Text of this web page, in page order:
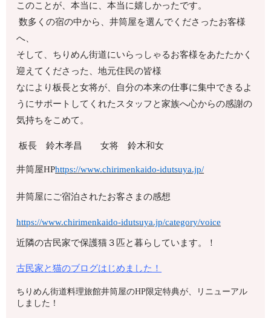
このことが、本当に、本当に嬉しかったです。
数多くの宿の中から、井筒屋を選んでくださったお客様
へ、
そして、ちりめん街道にいらっしゃるお客様をあたたかく
迎えてくださった、地元住民の皆様
なにより板長と女将が、自分の本来の仕事に集中できるよ
うにサポートしてくれたスタッフと家族へ心からの感謝の
気持ちをこめて。
板長 鈴木孝昌 女将 鈴木和女
井筒屋HPhttps://www.chirimenkaido-idutsuya.jp/
井筒屋にご宿泊されたお客さまの感想
https://www.chirimenkaido-idutsuya.jp/category/voice
近隣の古民家で保護猫３匹と暮らしています。！
古民家と猫のブログはじめました！
ちりめん街道料理旅館井筒屋のHP限定特典が、リニューアル
しました！